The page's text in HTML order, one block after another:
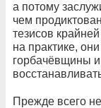
а потому
чем
тезисов
на практике,
горбачёвщины
Прежде всего